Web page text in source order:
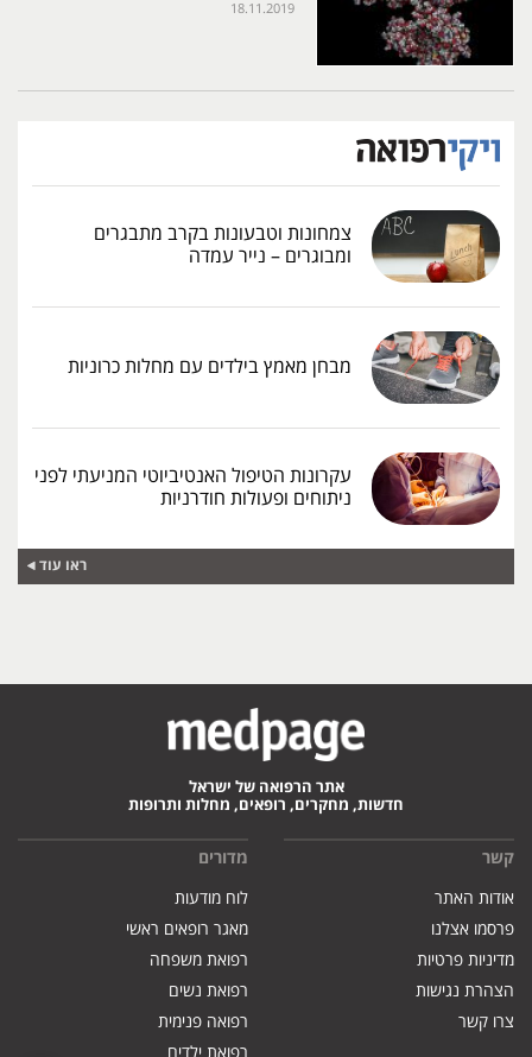
18.11.2019
צמחונות וטבעונות בקרב מתבגרים
ומבוגרים – נייר עמדה
מבחן מאמץ בילדים עם מחלות כרוניות
עקרונות הטיפול האנטיביוטי המניעתי לפני
ניתוחים ופעולות חודרניות
ראו עוד
אתר הרפואה של ישראל
חדשות, מחקרים, רופאים, מחלות ותרופות
קשר
אודות האתר
פרסמו אצלנו
מדיניות פרטיות
הצהרת נגישות
צרו קשר
מדורים
לוח מודעות
מאגר רופאים ראשי
רפואת משפחה
רפואת נשים
רפואה פנימית
רפואת ילדים